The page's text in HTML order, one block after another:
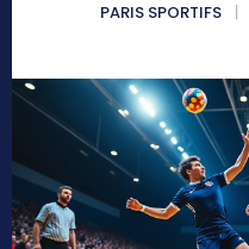
PARIS SPORTIFS